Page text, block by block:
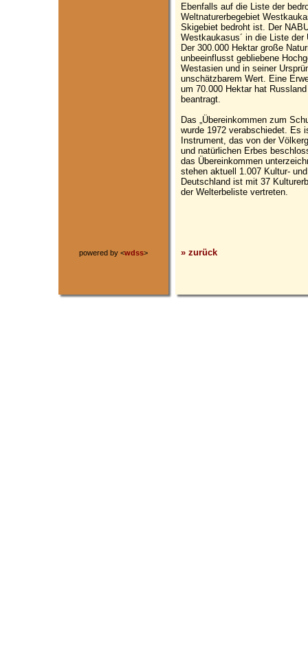
powered by <wdss>
Ebenfalls auf die Liste der
Weltnaturerbegebiet
Skigebiet bedroht ist. Der
Westkaukasus´ in die Liste
Der 300.000 Hektar große
unbeeinflusst gebliebene
Westasien und in seiner
unschätzbarem Wert. Eine
um 70.000 Hektar hat
beantragt.
Das „Übereinkommen zum
wurde 1972 verabschiedet. Es
Instrument, das von der
und natürlichen Erbes
das Übereinkommen
stehen aktuell 1.007 Kultur-
Deutschland ist mit 37
der Welterbeliste vertreten.
» zurück